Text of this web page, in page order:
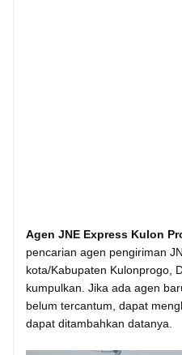
Agen JNE Express Kulon
pencarian agen pengiriman
kota/Kabupaten Kulonprogo,
kumpulkan. Jika ada agen
belum tercantum, dapat
dapat ditambahkan datanya.